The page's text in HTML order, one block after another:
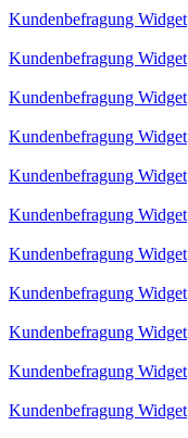
Kundenbefragung Widget
Kundenbefragung Widget
Kundenbefragung Widget
Kundenbefragung Widget
Kundenbefragung Widget
Kundenbefragung Widget
Kundenbefragung Widget
Kundenbefragung Widget
Kundenbefragung Widget
Kundenbefragung Widget
Kundenbefragung Widget